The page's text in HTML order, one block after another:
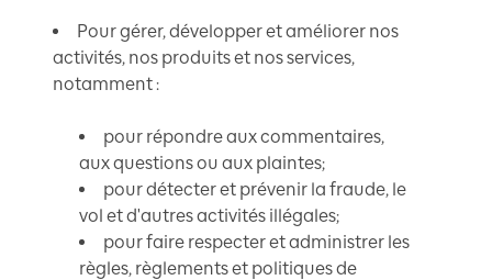
Pour gérer, développer et améliorer nos
activités, nos produits et nos services,
notamment :
pour répondre aux commentaires,
aux questions ou aux plaintes;
pour détecter et prévenir la fraude, le
vol et d'autres activités illégales;
pour faire respecter et administrer les
règles, règlements et politiques de